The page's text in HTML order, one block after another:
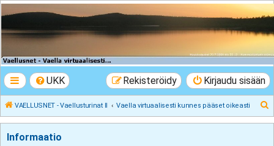
VAELLUSNET -
Vaellusturinat II
UKK Kirjaudu sisään
Rekisteröidy
VAELLUSNET - Vaellusturinat II Vaella virtuaalisesti kunnes pääset oikeasti
Informaatio